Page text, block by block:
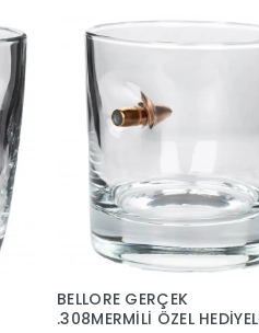
BELLORE GERÇEK
.308MERMİLİ ÖZEL